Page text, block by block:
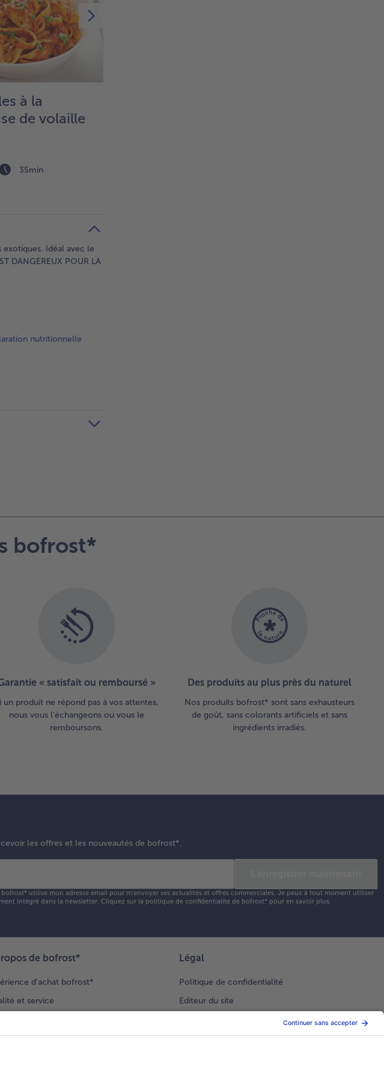
à la
de volaille
35min
Idéal avec le
DANGEREUX POUR LA
nutritionnelle
bofrost*
« satisfait ou remboursé »
un produit ne répond pas à vos attentes,
nous vous l’échangeons ou vous le
remboursons.
Des produits au plus près du naturel
Nos produits bofrost* sont sans exhausteurs
de goût, sans colorants artificiels et sans
ingrédients irradiés.
les offres et les nouveautés de bofrost*.
utilise mon adresse email pour m'envoyer ses actualités et offres commerciales. Je peux à tout moment utiliser
intégré dans la newsletter. Cliquez sur la politique de confidentialitéde bofrost* pour en savoir plus.
de bofrost*
d'achat bofrost*
et service
clients
Légal
Politique de confidentialité
Editeur du site
Conditions générales de vente
Conditions générales catalogue en ligne